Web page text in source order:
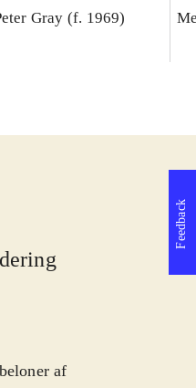
Gray (f. 1969)
af
Feedback